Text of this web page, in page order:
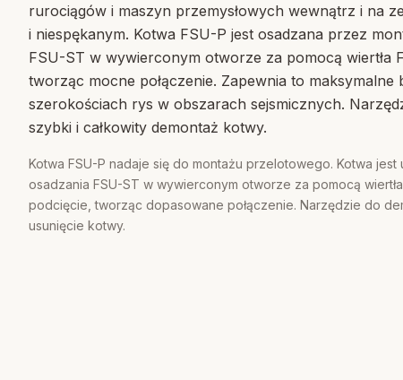
rurociągów i maszyn przemysłowych wewnątrz i na
i niespękanym. Kotwa FSU-P jest osadzana przez
FSU-ST w wywierconym otworze za pomocą wiertła
tworząc mocne połączenie. Zapewnia to
szerokościach rys w obszarach sejsmicznych.
szybki i całkowity demontaż kotwy.
Kotwa FSU-P nadaje się do montażu przelotowego. Kotwa
osadzania FSU-ST w wywierconym otworze za pomocą
podcięcie, tworząc dopasowane połączenie. Narzędzie do
usunięcie kotwy.